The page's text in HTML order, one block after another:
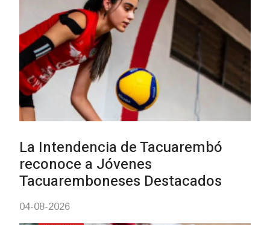
vacunación contra el
meningococo